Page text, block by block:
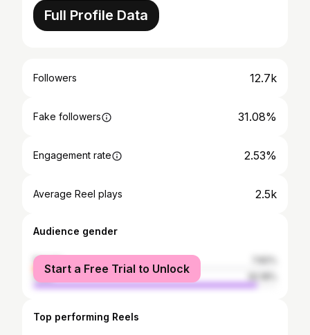
Full Profile Data
Followers 12.7k
Fake followers 31.08%
Engagement rate 2.53%
Average Reel plays 2.5k
Audience gender
female
male
Start a Free Trial to Unlock
Top performing Reels